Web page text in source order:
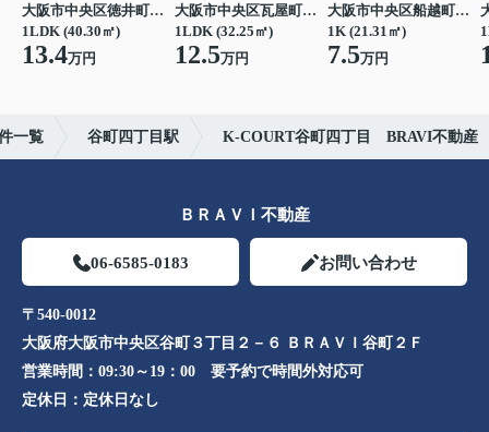
大阪市中央区徳井町２丁目
1LDK (40.30㎡)
13.4万円
大阪市中央区瓦屋町１丁目
1LDK (32.25㎡)
12.5万円
大阪市中央区船越町２丁目
1K (21.31㎡)
7.5万円
一覧 谷町四丁目駅 K-COURT谷町四丁目 BRAVI不動産
ＢＲＡＶＩ不動産
06-6585-0183 お問い合わせ
〒540-0012
大阪府大阪市中央区谷町３丁目２－６ ＢＲＡＶＩ谷町２Ｆ
営業時間： 09:30～19：00 要予約で時間外対応可
定休日： 定休日なし